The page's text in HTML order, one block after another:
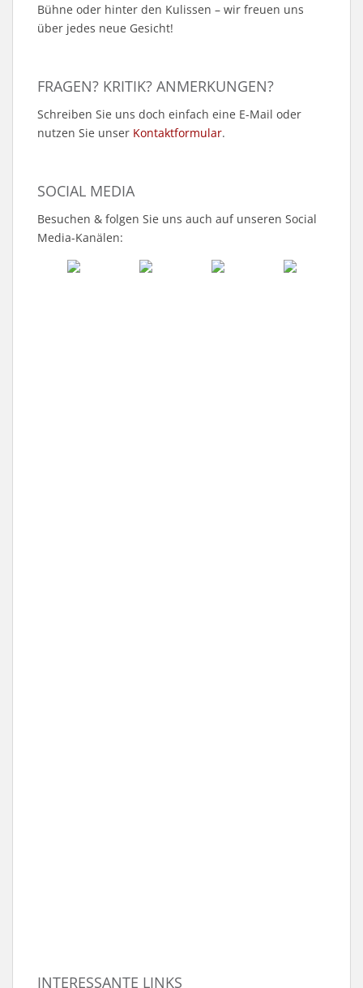
Bühne oder hinter den Kulissen – wir freuen uns
über jedes neue Gesicht!
FRAGEN? KRITIK? ANMERKUNGEN?
Schreiben Sie uns doch einfach eine E-Mail oder
nutzen Sie unser Kontaktformular.
SOCIAL MEDIA
Besuchen & folgen Sie uns auch auf unseren Social
Media-Kanälen:
INTERESSANTE LINKS